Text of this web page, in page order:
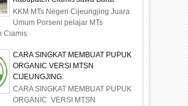
KKM MTs Negeri Cijeungjing Juara
Umum Porseni pelajar MTs
Ciamis
CARA SINGKAT MEMBUAT PUPUK
ORGANIC VERSI MTSN
CIJEUNGJING.
CARA SINGKAT MEMBUAT PUPUK
ORGANIC VERSI MTSN